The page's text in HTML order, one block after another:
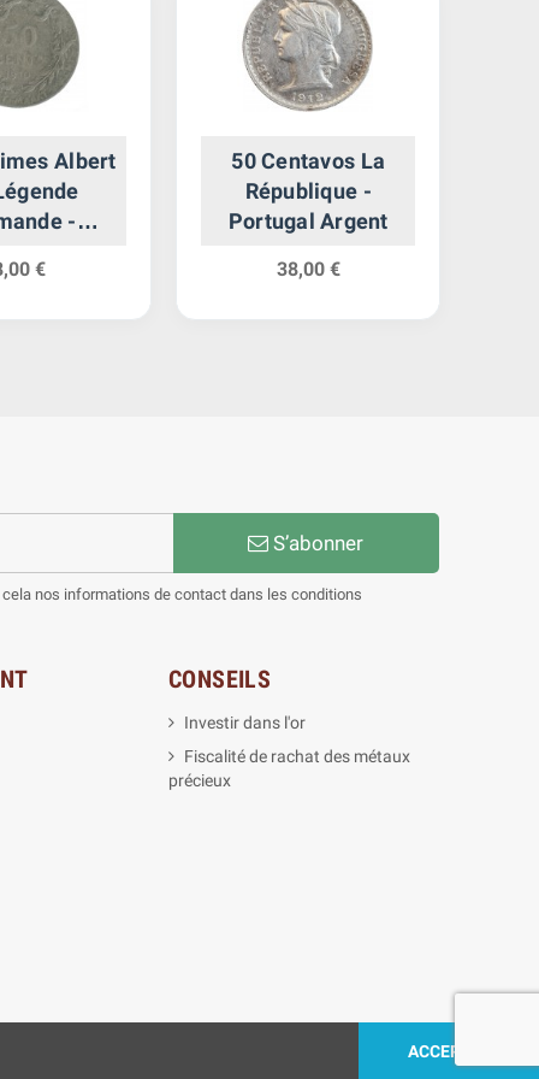
Albert
-
€
50 Centavos La
République -
Portugal Argent
38,00 €
S’abonner
nos informations de contact dans les conditions
CONSEILS
Investir dans l'or
Fiscalité de rachat des métaux
précieux
ACCEPTEZ